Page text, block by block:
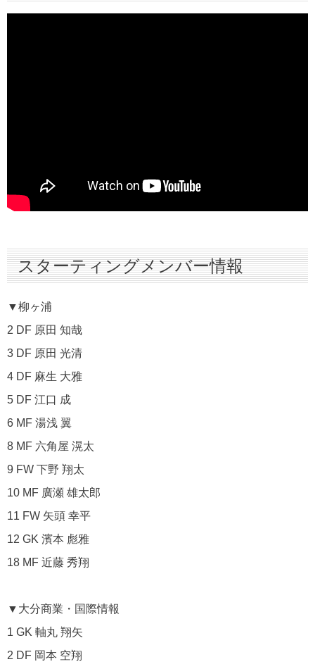
スターティングメンバー情報
▼柳ヶ浦
2 DF 原田 知哉
3 DF 原田 光清
4 DF 麻生 大雅
5 DF 江口 成
6 MF 湯浅 翼
8 MF 六角屋 滉太
9 FW 下野 翔太
10 MF 廣瀬 雄太郎
11 FW 矢頭 幸平
12 GK 濱本 彪雅
18 MF 近藤 秀翔
▼大分商業・国際情報
1 GK 軸丸 翔矢
2 DF 岡本 空翔